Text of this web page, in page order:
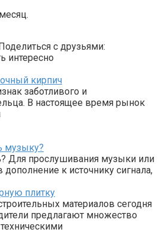
с друзьями:
интересно
кирпич
заботливого и
В настоящее время рынок
музыку?
Для прослушивания музыки или
к источнику сигнала,
плитку
материалов сегодня
предлагают множество